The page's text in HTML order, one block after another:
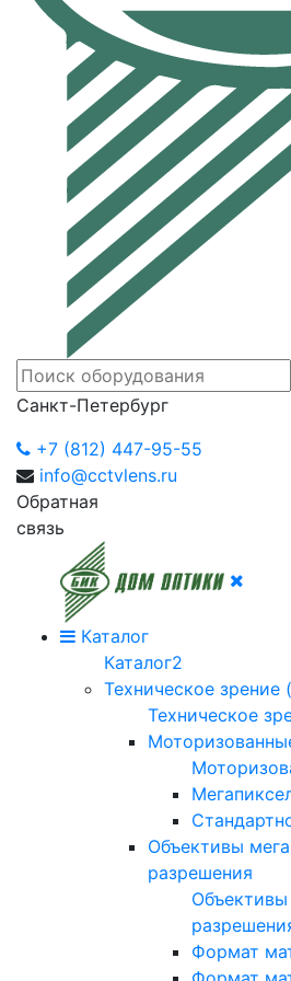
Санкт-Петербург
+7 (812) 447-95-55
info@cctvlens.ru
Обратная
связь
Каталог
Каталог2
Техническое зрение
Техническое
Объективы
разрешения
Объективы
Формат